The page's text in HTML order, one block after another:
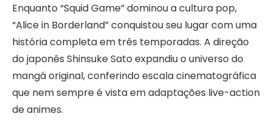
Enquanto “Squid Game” dominou a cultura pop,
“Alice in Borderland” conquistou seu lugar com uma
história completa em três temporadas. A direção
do japonês Shinsuke Sato expandiu o universo do
mangá original, conferindo escala cinematográfica
que nem sempre é vista em adaptações live-action
de animes.